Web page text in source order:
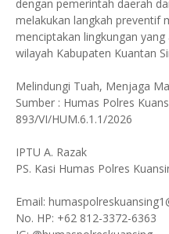
dengan pemerintah daerah
melakukan langkah preventif
menciptakan lingkungan
wilayah Kabupaten Kuantan
Melindungi Tuah, Menjaga
Sumber : Humas Polres
893/VI/HUM.6.1.1/2026
IPTU A. Razak
PS. Kasi Humas Polres
Email:
No. HP: +62 812-3372-6363